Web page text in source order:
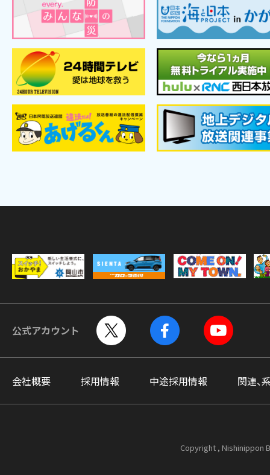
公式アカウント
会社概要 採用情報 中途採用情報 関連、
Copyright , Nishinippon